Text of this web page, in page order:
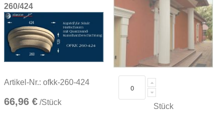
260/424
Artikel-Nr.: ofkk-260-424
66,96 € /Stück Stück